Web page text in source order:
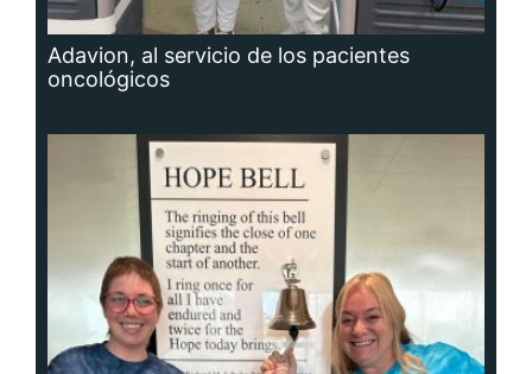
Adavion, al servicio de los pacientes
oncológicos